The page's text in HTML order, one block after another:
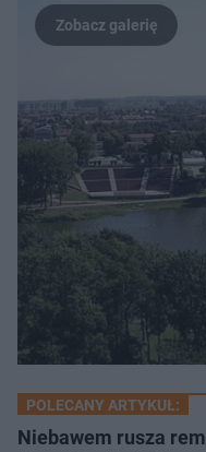
POLECANY ARTYKUŁ:
Niebawem rusza